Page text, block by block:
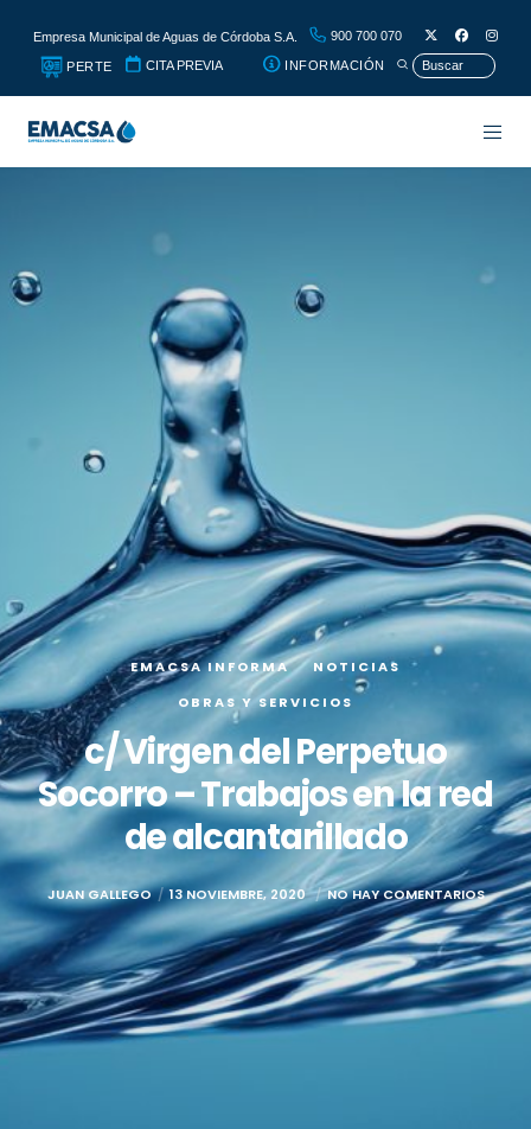
Empresa Municipal de Aguas de Córdoba S.A. 900 700 070
PERTE CITA PREVIA INFORMACIÓN
EMACSA INFORMA
NOTICIAS
OBRAS Y SERVICIOS
c/ Virgen del Perpetuo
Socorro – Trabajos en la red
de alcantarillado
JUAN GALLEGO 13 NOVIEMBRE, 2020 NO HAY COMENTARIOS